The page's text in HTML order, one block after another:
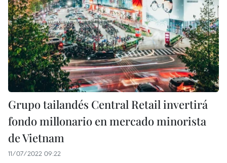
Grupo tailandés Central Retail invertirá
fondo millonario en mercado minorista
de Vietnam
11/07/2022 09:22